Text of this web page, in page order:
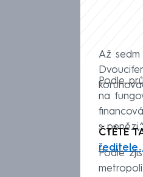
Až sedm
Podle
na
s
ČTĚTE
ředitele
Podle